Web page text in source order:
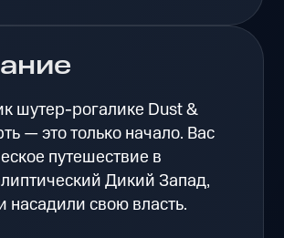
шутер-рогалике Dust &
— это только начало. Вас
путешествие в
Дикий Запад,
насадили свою власть.